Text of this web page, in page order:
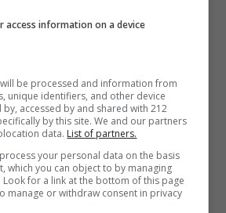
ηλικίας 11 ετών- Τελικό
access information on a device
be processed and information from
unique identifiers, and other device
accessed by and shared with 212
by this site. We and our partners
data. List of partners.
your personal data on the basis
which you can object to by managing
for a link at the bottom of this page
manage or withdraw consent in privacy